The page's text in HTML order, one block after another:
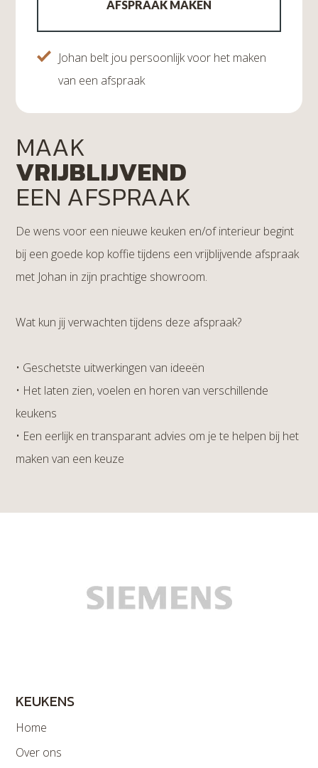
Johan belt jou persoonlijk voor het maken
van een afspraak
MAAK
VRIJBLIJVEND
EEN AFSPRAAK
De wens voor een nieuwe keuken en/of interieur begint
bij een goede kop koffie tijdens een vrijblijvende afspraak
met Johan in zijn prachtige showroom.
Wat kun jij verwachten tijdens deze afspraak?
• Geschetste uitwerkingen van ideeën
• Het laten zien, voelen en horen van verschillende
keukens
• Een eerlijk en transparant advies om je te helpen bij het
maken van een keuze
KEUKENS
Home
Over ons